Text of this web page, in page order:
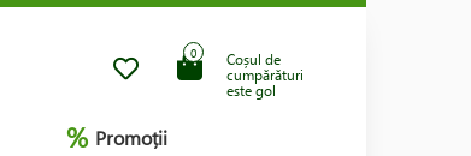
Coșul de
cumpărături
este gol
0
% Promoții